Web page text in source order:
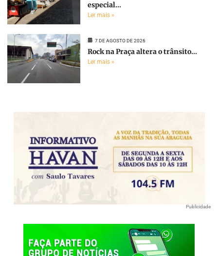
especial...
Ler mais »
7 DE AGOSTO DE 2026
Rock na Praça altera o trânsito...
Ler mais »
Publicidade